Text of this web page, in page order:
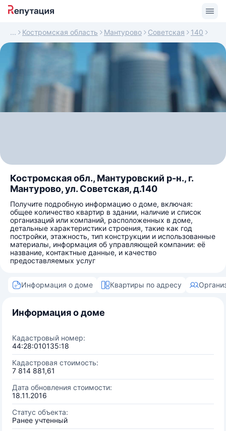
Костромская область Мантурово Советская 140
Костромская обл., Мантуровский р-н., г.
Мантурово, ул. Советская, д.140
Получите подробную информацию о доме, включая:
общее количество квартир в здании, наличие и список
организаций или компаний, расположенных в доме,
детальные характеристики строения, такие как год
постройки, этажность, тип конструкции и использованные
материалы, информация об управляющей компании: её
название, контактные данные, и качество
предоставляемых услуг
Информация о доме Квартиры по адресу
Информация о доме
Кадастровый номер:
44:28:010135:18
Кадастровая стоимость:
7 814 881,61
Дата обновления стоимости:
18.11.2016
Статус объекта:
Ранее учтенный